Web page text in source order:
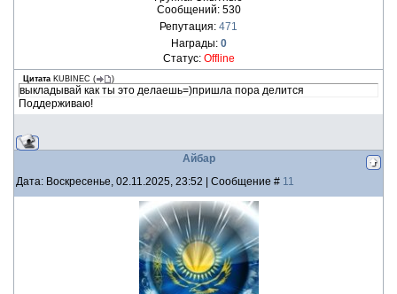
Сообщений: 530
Репутация: 471
Награды: 0
Статус: Offline
Цитата KUBINEC ( )
выкладывай как ты это делаешь=)пришла пора делится
Поддерживаю!
Айбар
Дата: Воскресенье, 02.11.2025, 23:52 | Сообщение # 11